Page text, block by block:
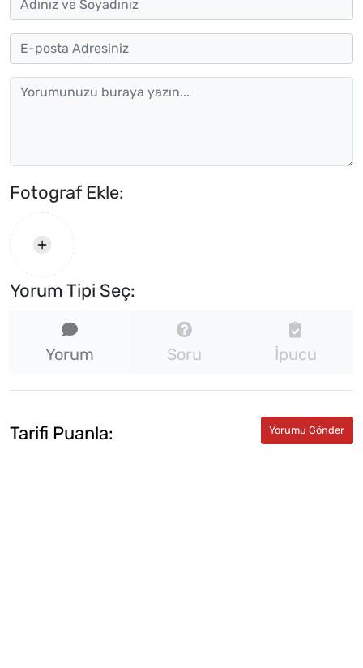
Fotograf Ekle:
Yorum Tipi Seç:
Yorum Soru İpucu
Tarifi Puanla: